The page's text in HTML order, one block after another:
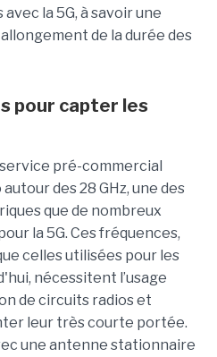
la 5G, à savoir une
de la durée des
pour capter les
pré-commercial
des 28 GHz, une des
que de nombreux
la 5G. Ces fréquences,
celles utilisées pour les
nécessitent l’usage
de circuits radios et
leur très courte portée.
une antenne stationnaire